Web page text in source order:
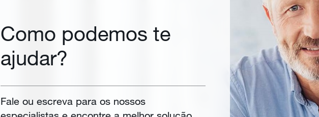
Como podemos te
ajudar?
Fale ou escreva para os nossos